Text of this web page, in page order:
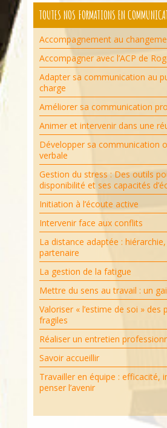
TOUTES NOS FORMATIONS EN
Accompagnement au
Accompagner avec l’ACP de
Adapter sa communication au
charge
Améliorer sa communication
Animer et intervenir dans une
Développer sa communication
verbale
Gestion du stress : Des outils
disponibilité et ses capacités
Initiation à l’écoute active
Intervenir face aux conflits
La distance adaptée :
partenaire
La gestion de la fatigue
Mettre du sens au travail : un
Valoriser « l’estime de soi » des
fragiles
Réaliser un entretien
Savoir accueillir
Travailler en équipe : efficacité,
penser l’avenir